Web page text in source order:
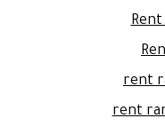
Rent
rent
rent